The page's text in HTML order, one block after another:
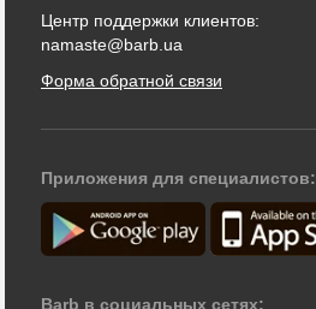
Центр поддержки клиентов:
namaste@barb.ua
Форма обратной связи
Приложения для специалистов:
Barb в социальных сетях: